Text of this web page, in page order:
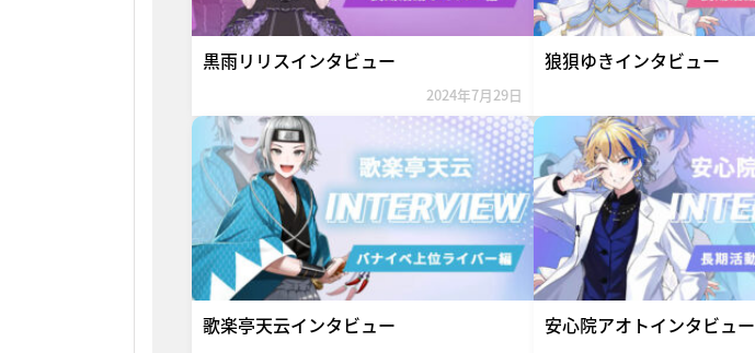
黒雨リリスインタビュー
2024年7月29日
狼狽ゆきインタビュー
歌楽亭天云インタビュー 安心院アオトインタビュー